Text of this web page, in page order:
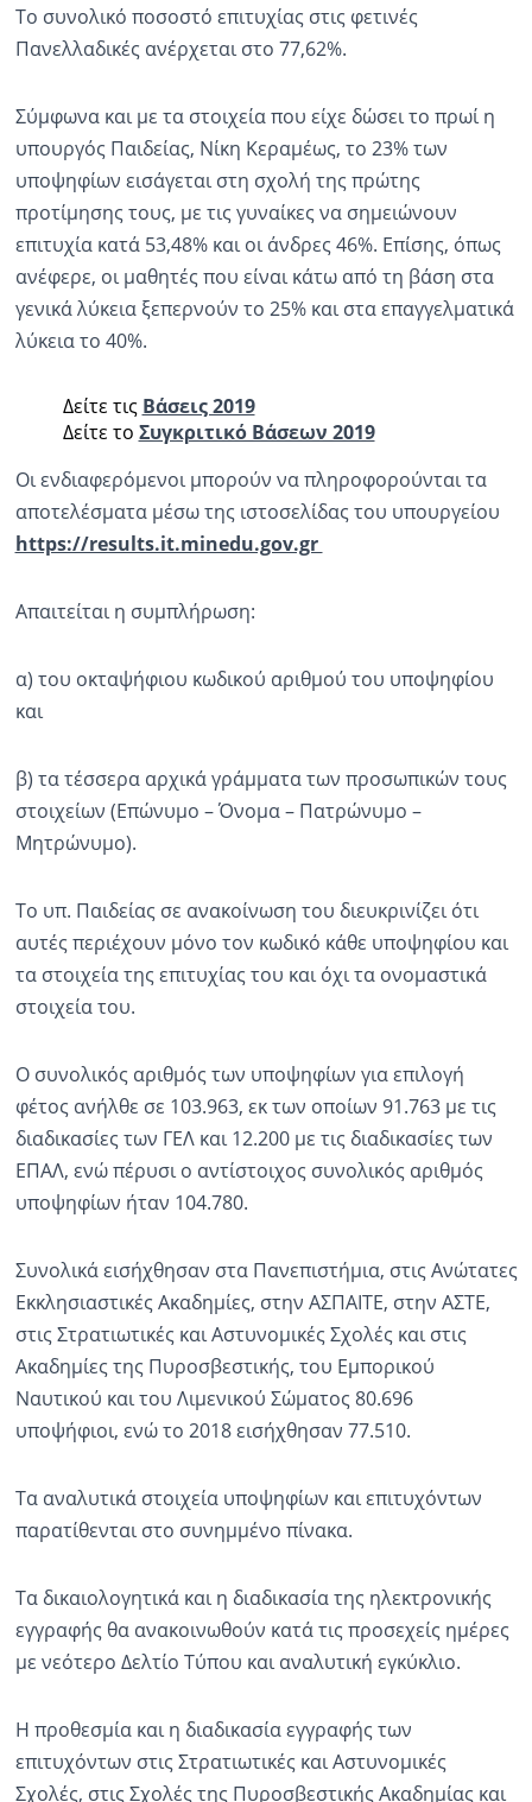
Το συνολικό ποσοστό επιτυχίας στις φετινές
Πανελλαδικές ανέρχεται στο 77,62%.
Σύμφωνα και με τα στοιχεία που είχε δώσει το πρωί η
υπουργός Παιδείας, Νίκη Κεραμέως, το 23% των
υποψηφίων εισάγεται στη σχολή της πρώτης
προτίμησης τους, με τις γυναίκες να σημειώνουν
επιτυχία κατά 53,48% και οι άνδρες 46%. Επίσης, όπως
ανέφερε, οι μαθητές που είναι κάτω από τη βάση στα
γενικά λύκεια ξεπερνούν το 25% και στα επαγγελματικά
λύκεια το 40%.
Δείτε τις Βάσεις 2019
Δείτε το Συγκριτικό Βάσεων 2019
Οι ενδιαφερόμενοι μπορούν να πληροφορούνται τα
αποτελέσματα μέσω της ιστοσελίδας του υπουργείου
https://results.it.minedu.gov.gr
Απαιτείται η συμπλήρωση:
α) του οκταψήφιου κωδικού αριθμού του υποψηφίου
και
β) τα τέσσερα αρχικά γράμματα των προσωπικών τους
στοιχείων (Επώνυμο – Όνομα – Πατρώνυμο –
Μητρώνυμο).
Το υπ. Παιδείας σε ανακοίνωση του διευκρινίζει ότι
αυτές περιέχουν μόνο τον κωδικό κάθε υποψηφίου και
τα στοιχεία της επιτυχίας του και όχι τα ονομαστικά
στοιχεία του.
O συνολικός αριθμός των υποψηφίων για επιλογή
φέτος ανήλθε σε 103.963, εκ των οποίων 91.763 με τις
διαδικασίες των ΓΕΛ και 12.200 με τις διαδικασίες των
ΕΠΑΛ, ενώ πέρυσι ο αντίστοιχος συνολικός αριθμός
υποψηφίων ήταν 104.780.
Συνολικά εισήχθησαν στα Πανεπιστήμια, στις Ανώτατες
Εκκλησιαστικές Ακαδημίες, στην ΑΣΠΑΙΤΕ, στην ΑΣΤΕ,
στις Στρατιωτικές και Αστυνομικές Σχολές και στις
Ακαδημίες της Πυροσβεστικής, του Εμπορικού
Ναυτικού και του Λιμενικού Σώματος 80.696
υποψήφιοι, ενώ το 2018 εισήχθησαν 77.510.
Τα αναλυτικά στοιχεία υποψηφίων και επιτυχόντων
παρατίθενται στο συνημμένο πίνακα.
Τα δικαιολογητικά και η διαδικασία της ηλεκτρονικής
εγγραφής θα ανακοινωθούν κατά τις προσεχείς ημέρες
με νεότερο Δελτίο Τύπου και αναλυτική εγκύκλιο.
Η προθεσμία και η διαδικασία εγγραφής των
επιτυχόντων στις Στρατιωτικές και Αστυνομικές
Σχολές, στις Σχολές της Πυροσβεστικής Ακαδημίας και